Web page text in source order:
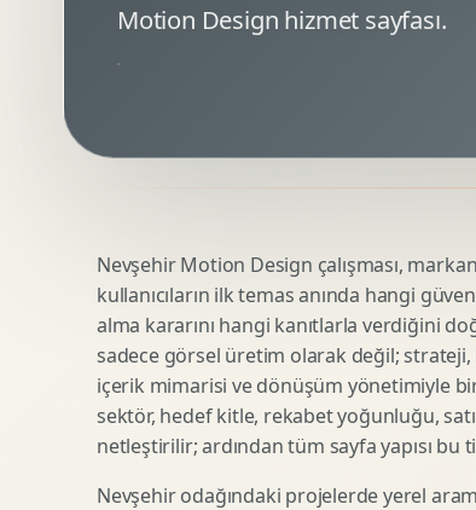
Minimal Logo Tasarimi
Premium Logo Tasarimi
Logo Revizyonu
Kurumsal Logo Yenileme
Google Ads Reklam
Remarketing Kreatifleri
Urun Gorsellestirme
3D Reklam Gorseli
Cgi Kampanya Gorseli
Motion Design hizmet sayfası.
Nevşehir Motion Design çalışması,
kullanıcıların ilk temas anında hangi
alma kararını hangi kanıtlarla verdiğini
sadece görsel üretim olarak değil;
içerik mimarisi ve dönüşüm yönetimiyle
sektör, hedef kitle, rekabet yoğunluğu,
netleştirilir; ardından tüm sayfa yapısı bu
Nevşehir odağındaki projelerde yerel